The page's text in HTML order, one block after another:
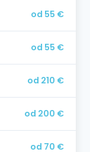
od 55 €
od 55 €
od 210 €
od 200 €
od 70 €